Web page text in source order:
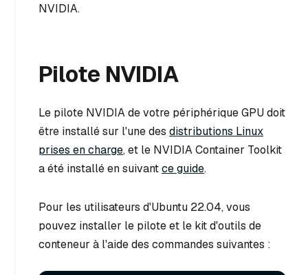
NVIDIA.
Pilote NVIDIA
Le pilote NVIDIA de votre périphérique GPU doit
être installé sur l'une des distributions Linux
prises en charge, et le NVIDIA Container Toolkit
a été installé en suivantce guide.
Pour les utilisateurs d'Ubuntu 22.04, vous
pouvez installer le pilote et le kit d'outils de
conteneur à l'aide des commandes suivantes :